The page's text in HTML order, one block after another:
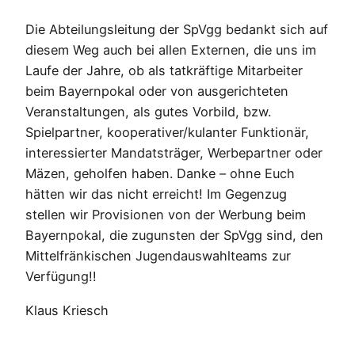
Die Abteilungsleitung der SpVgg bedankt sich auf
diesem Weg auch bei allen Externen, die uns im
Laufe der Jahre, ob als tatkräftige Mitarbeiter
beim Bayernpokal oder von ausgerichteten
Veranstaltungen, als gutes Vorbild, bzw.
Spielpartner, kooperativer/kulanter Funktionär,
interessierter Mandatsträger, Werbepartner oder
Mäzen, geholfen haben. Danke – ohne Euch
hätten wir das nicht erreicht! Im Gegenzug
stellen wir Provisionen von der Werbung beim
Bayernpokal, die zugunsten der SpVgg sind, den
Mittelfränkischen Jugendauswahlteams zur
Verfügung!!
Klaus Kriesch